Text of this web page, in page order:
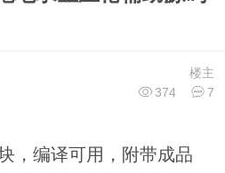
楼主
374
7
，编译可用，附带成品